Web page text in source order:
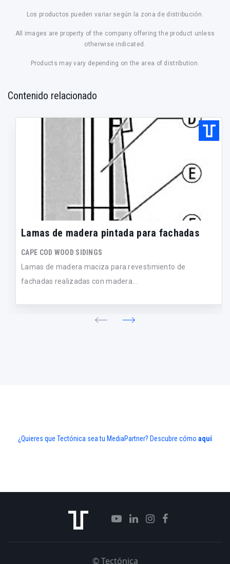
Los productos pueden variar según la zona de distribución.
All images are property of the company offering the product unless
otherwise indicated.
Products may vary depending on the area of distribution.
Contenido relacionado
Lamas de madera pintada para fachadas
CAPE COD WOOD SIDINGS
Lamas de madera maciza para revestimiento de
fachadas realizadas con madera...
¿Quieres que Tectónica sea tu MediaPartner? Descubre cómo aquí
© Tectónica